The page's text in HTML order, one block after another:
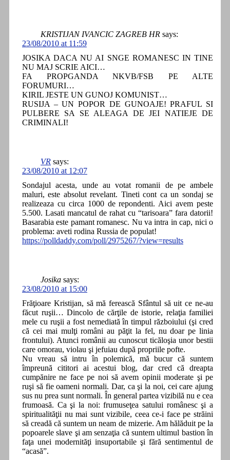
KRISTIJAN IVANCIC ZAGREB HR says:
23/08/2010 at 11:59
JOSIKA DACA NU AI SNGE ROMANESC IN TINE
NU MAJ SCRIE AICI…
FA PROPGANDA NKVB/FSB PE ALTE
FORUMURI…
KIRIL JESTE UN GUNOJ KOMUNIST…
RUSIJA – UN POPOR DE GUNOAJE! PRAFUL SI
PULBERE SA SE ALEAGA DE JEI NATIEJE DE
CRIMINALI!
VR says:
23/08/2010 at 12:07
Sondajul acesta, unde au votat romanii de pe ambele
maluri, este absolut revelant. Tineti cont ca un sondaj se
realizeaza cu circa 1000 de repondenti. Aici avem peste
5.500. Lasati mancatul de rahat cu “tarisoara” fara datorii!
Basarabia este pamant romanesc. Nu va intra in cap, nici o
problema: aveti rodina Russia de populat!
https://polldaddy.com/poll/2975267/?view=results
Josika says:
23/08/2010 at 15:00
Frăţioare Kristijan, să mă ferească Sfântul să uit ce ne-au
făcut ruşii… Dincolo de cărţile de istorie, relaţia familiei
mele cu ruşii a fost nemediată în timpul războiului (şi cred
că cei mai mulţi români au păţit la fel, nu doar pe linia
frontului). Atunci românii au cunoscut ticăloşia unor bestii
care omorau, violau şi jefuiau după propriile pofte.
Nu vreau să intru în polemică, mă bucur că suntem
împreună cititori ai acestui blog, dar cred că dreapta
cumpănire ne face pe noi să avem opinii moderate şi pe
ruşi să fie oameni normali. Dar, ca şi la noi, cei care ajung
sus nu prea sunt normali. În general partea vizibilă nu e cea
frumoasă. Ca şi la noi: frumuseţea satului românesc şi a
spiritualităţii nu mai sunt vizibile, ceea ce-i face pe străini
să creadă că suntem un neam de mizerie. Am hălăduit pe la
popoarele slave şi am senzaţia că suntem ultimul bastion în
faţa unei modernităţi insuportabile şi fără sentimentul de
“acasă”.